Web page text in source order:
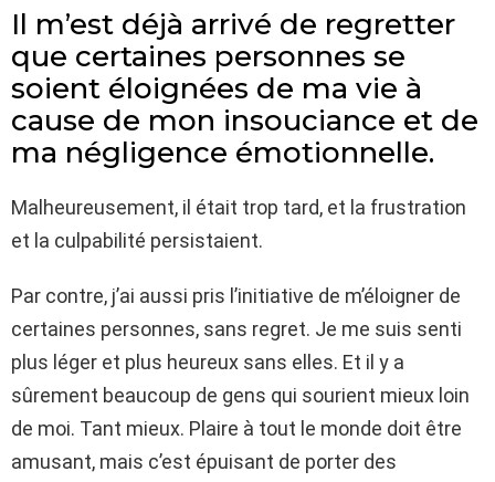
Il m’est déjà arrivé de regretter
que certaines personnes se
soient éloignées de ma vie à
cause de mon insouciance et de
ma négligence émotionnelle.
Malheureusement, il était trop tard, et la frustration
et la culpabilité persistaient.
Par contre, j’ai aussi pris l’initiative de m’éloigner de
certaines personnes, sans regret. Je me suis senti
plus léger et plus heureux sans elles. Et il y a
sûrement beaucoup de gens qui sourient mieux loin
de moi. Tant mieux. Plaire à tout le monde doit être
amusant, mais c’est épuisant de porter des